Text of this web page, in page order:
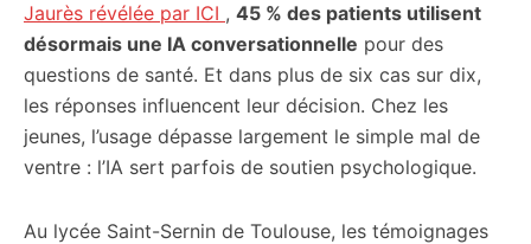
Jaurès révélée par ICI , 45 % des patients utilisent
désormais une IA conversationnelle pour des
questions de santé. Et dans plus de six cas sur dix,
les réponses influencent leur décision. Chez les
jeunes, l’usage dépasse largement le simple mal de
ventre : l’IA sert parfois de soutien psychologique.
Au lycée Saint-Sernin de Toulouse, les témoignages